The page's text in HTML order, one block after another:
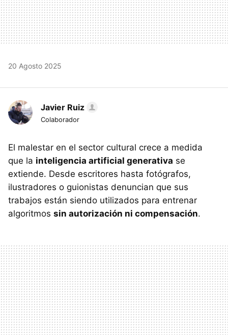
20 Agosto 2025
Javier Ruiz
Colaborador
El malestar en el sector cultural crece a medida
que la inteligencia artificial generativa se
extiende. Desde escritores hasta fotógrafos,
ilustradores o guionistas denuncian que sus
trabajos están siendo utilizados para entrenar
algoritmos sin autorización ni compensación.